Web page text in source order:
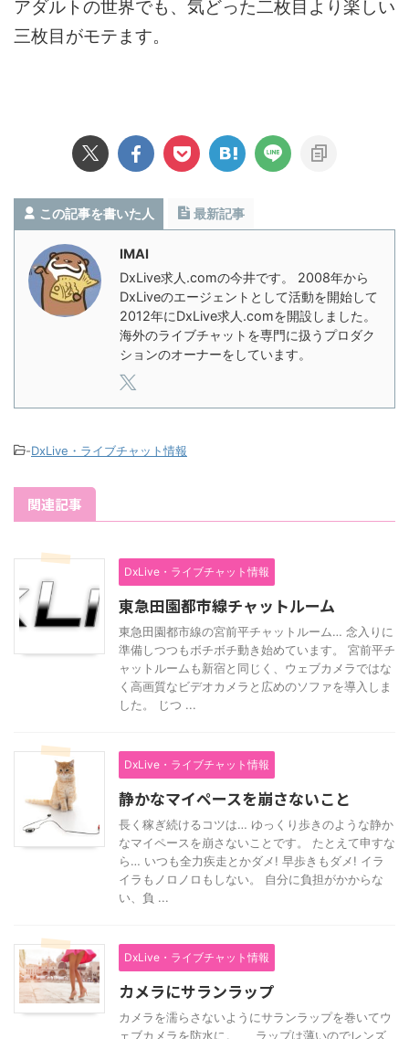
アダルトの世界でも、気どった二枚目より楽しい
三枚目がモテます。
この記事を書いた人 最新記事
IMAI
DxLive求人.comの今井です。 2008年から
DxLiveのエージェントとして活動を開始して
2012年にDxLive求人.comを開設しました。
海外のライブチャットを専門に扱うプロダク
ションのオーナーをしています。
-DxLive・ライブチャット情報
関連記事
DxLive・ライブチャット情報
東急田園都市線チャットルーム
東急田園都市線の宮前平チャットルーム… 念入りに
準備しつつもボチボチ動き始めています。 宮前平チ
ャットルームも新宿と同じく、ウェブカメラではな
く高画質なビデオカメラと広めのソファを導入しま
した。 じつ ...
DxLive・ライブチャット情報
静かなマイペースを崩さないこと
長く稼ぎ続けるコツは… ゆっくり歩きのような静か
なマイペースを崩さないことです。 たとえて申すな
ら… いつも全力疾走とかダメ! 早歩きもダメ! イラ
イラもノロノロもしない。 自分に負担がかからな
い、負 ...
DxLive・ライブチャット情報
カメラにサランラップ
カメラを濡らさないようにサランラップを巻いてウ
ェブカメラを防水に。 ラップは薄いのでレンズ